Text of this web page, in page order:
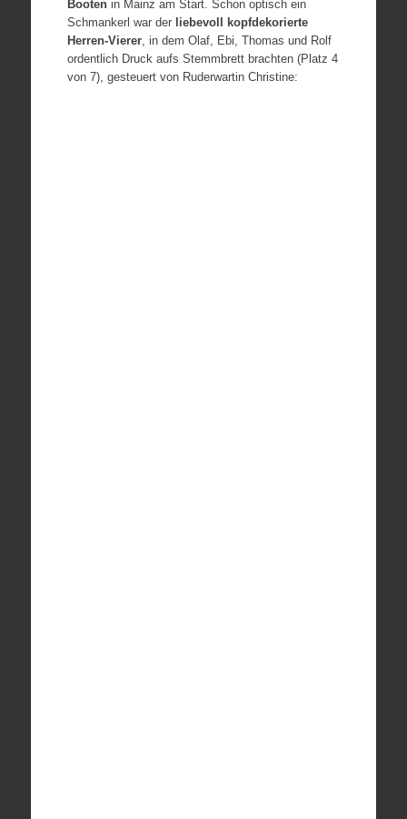
Bootenin Mainz am Start. Schon optisch ein
Schmankerl war der liebevoll kopfdekorierte
Herren-Vierer, in dem Olaf, Ebi, Thomas und Rolf
ordentlich Druck aufs Stemmbrett brachten (Platz 4
von 7), gesteuert von Ruderwartin Christine: